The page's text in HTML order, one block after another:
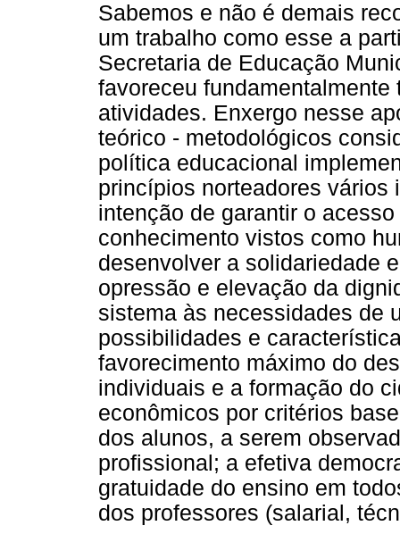
Sabemos e não é demais
um trabalho como esse a
Secretaria de Educação
favoreceu
atividades. Enxergo nesse
teórico - metodológicos
política educacional
princípios norteadores vários
intenção de garantir o
conhecimento vistos como
desenvolver a solidariedade
opressão e elevação da
sistema às necessidades de
possibilidades e
favorecimento máximo do
individuais e a formação do
econômicos por critérios
dos alunos, a serem
profissional; a efetiva
gratuidade do ensino em
dos professores (salarial,